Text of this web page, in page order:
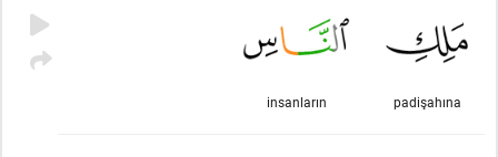
padişahına
insanların